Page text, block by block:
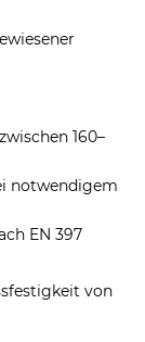
160–
notwendigem
EN 397
von